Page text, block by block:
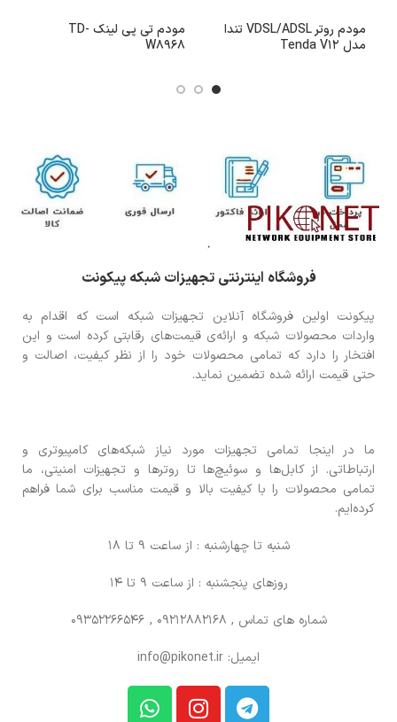
مودم روتر VDSL/ADSL تندا
مدل Tenda V12
مودم تی پی لینک TD-
W8968
فروشگاه اینترنتی تجهیزات شبکه پیکونت
پیکونت اولین فروشگاه آنلاین تجهیزات شبکه است که اقدام به
واردات محصولات شبکه و ارائه‌ی قیمت‌های رقابتی کرده است و این
افتخار را دارد که تمامی محصولات خود را از نظر کیفیت، اصالت و
حتی قیمت ارائه شده تضمین نماید.
ما در اینجا تمامی تجهیزات مورد نیاز شبکه‌های کامپیوتری و
ارتباطاتی. از کابل‌ها و سوئیچ‌ها تا روترها و تجهیزات امنیتی، ما
تمامی محصولات را با کیفیت بالا و قیمت مناسب برای شما فراهم
کرده‌ایم.
شنبه تا چهارشنبه : از ساعت 9 تا 18
روزهای پنجشنبه : از ساعت 9 تا 14
شماره های تماس , 09212882168 , 09352266546
ایمیل: info@pikonet.ir